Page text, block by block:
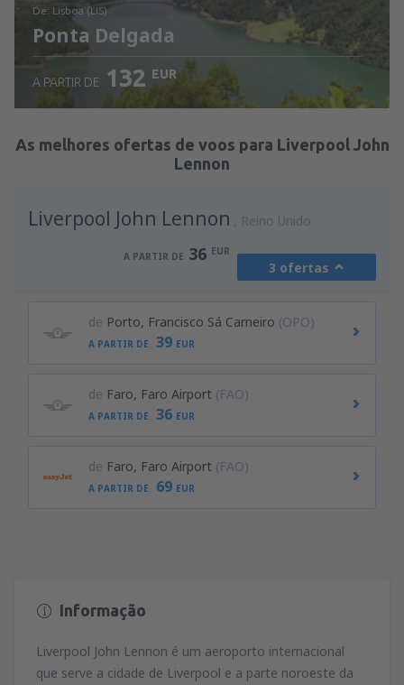
de: Lisboa (LIS)
Ponta Delgada
Ver detalhes
A PARTIR DE 132 EUR
As melhores ofertas de voos para Liverpool John
Lennon
Liverpool John Lennon Reino Unido
A PARTIR DE 36 EUR
3 ofertas
de Porto, Francisco Sá Carneiro (OPO)
A PARTIR DE 39 EUR
de Faro, Faro Airport (FAO)
A PARTIR DE 36 EUR
de Faro, Faro Airport (FAO)
A PARTIR DE 69 EUR
Informação
Liverpool John Lennon é um aeroporto internacional
que serve a cidade de Liverpool e a parte noroeste da